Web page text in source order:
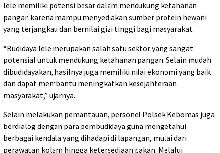
lele memiliki potensi besar dalam mendukung ketahanan
pangan karena mampu menyediakan sumber protein hewani
yang terjangkau dan bernilai gizi tinggi bagi masyarakat.
“Budidaya lele merupakan salah satu sektor yang sangat
potensial untuk mendukung ketahanan pangan. Selain mudah
dibudidayakan, hasilnya juga memiliki nilai ekonomi yang baik
dan dapat membantu meningkatkan kesejahteraan
masyarakat,” ujarnya.
Selain melakukan pemantauan, personel Polsek Kebomas juga
berdialog dengan para pembudidaya guna mengetahui
berbagai kendala yang dihadapi di lapangan, mulai dari
perawatan kolam hingga ketersediaan pakan. Melalui